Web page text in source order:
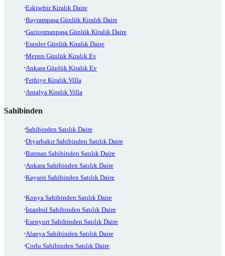
Eskişehir Kiralık Daire
Bayrampaşa Günlük Kiralık Daire
Gaziosmanpaşa Günlük Kiralık Daire
Esenler Günlük Kiralık Daire
Mersin Günlük Kiralık Ev
Ankara Günlük Kiralık Ev
Fethiye Kiralık Villa
Antalya Kiralık Villa
Sahibinden
Sahibinden Satılık Daire
Diyarbakır Sahibinden Satılık Daire
Batman Sahibinden Satılık Daire
Ankara Sahibinden Satılık Daire
Kayseri Sahibinden Satılık Daire
Konya Sahibinden Satılık Daire
İstanbul Sahibinden Satılık Daire
Esenyurt Sahibinden Satılık Daire
Alanya Sahibinden Satılık Daire
Çorlu Sahibinden Satılık Daire